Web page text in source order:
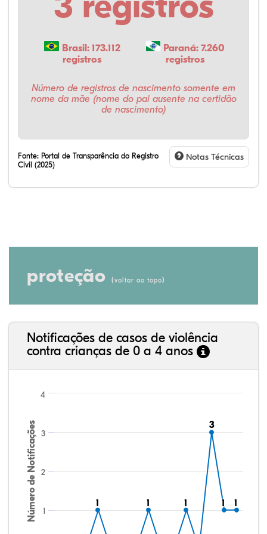
Brasil: 173.112
registros
Paraná: 7.260
registros
Número de registros de nascimento somente em
nome da mãe (nome do pai ausente na certidão
de nascimento)
Fonte: Portal de Transparência do Registro
Civil (2025)
Notas Técnicas
proteção (voltar ao topo)
Notificações de casos de violência
contra crianças de 0 a 4 anos
Número de Notificações 11 11 11
3
3
11 11
1
2
3
4